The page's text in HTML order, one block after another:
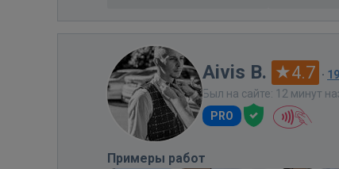
Aivis B. 4.7 ·
Был на сайте: 12 минут
PRO
Примеры работ